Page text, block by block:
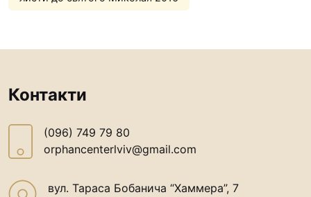
Освіта
procopecj@gmail.com
Контакти
(096) 749 79 80
orphancenterlviv@gmail.com
вул. Тараса Бобанича “Хаммера”, 7